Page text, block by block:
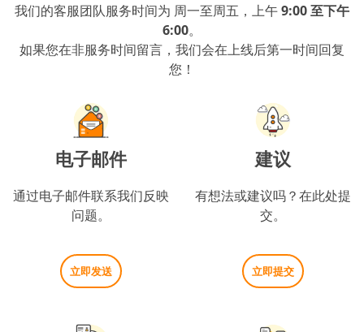
我们的客服团队服务时间为 周一至周五，上午9:00 至下午
6:00。
如果您在非服务时间留言，我们会在上线后第一时间回复
您！
电子邮件
通过电子邮件联系我们反映
问题。
立即发送
建议
有想法或建议吗？在此处提
交。
立即提交